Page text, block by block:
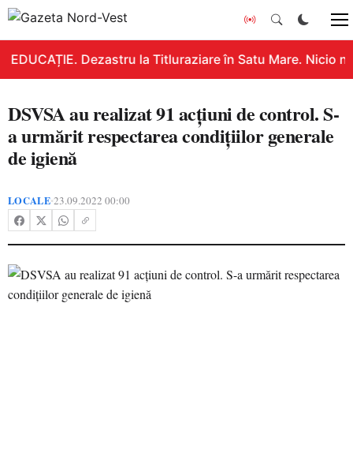
EDUCAȚIE. Dezastru la Titluraziare în Satu Mare. Nicio
DSVSA au realizat 91 acțiuni de control. S-
a urmărit respectarea condițiilor generale
de igienă
LOCALE•23.09.2022 00:00